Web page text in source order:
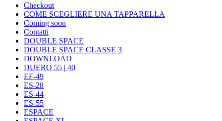
Checkout
COME SCEGLIERE UNA TAPPARELLA
Coming soon
Contatti
DOUBLE SPACE
DOUBLE SPACE CLASSE 3
DOWNLOAD
DUERO 55 | 40
EF-49
ES-28
ES-44
ES-55
ESPACE